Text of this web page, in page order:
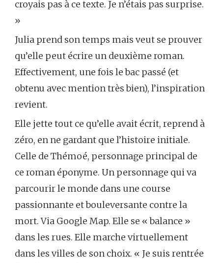
croyais pas à ce texte. Je n’étais pas surprise.
»
Julia prend son temps mais veut se prouver
qu’elle peut écrire un deuxième roman.
Effectivement, une fois le bac passé (et
obtenu avec mention très bien), l’inspiration
revient.
Elle jette tout ce qu’elle avait écrit, reprend à
zéro, en ne gardant que l’histoire initiale.
Celle de Thémoé, personnage principal de
ce roman éponyme. Un personnage qui va
parcourir le monde dans une course
passionnante et bouleversante contre la
mort. Via Google Map. Elle se « balance »
dans les rues. Elle marche virtuellement
dans les villes de son choix. « Je suis rentrée